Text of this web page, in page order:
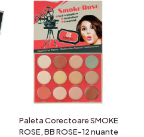
Paleta Corectoare SMOKE
ROSE, BB ROSE-12 nuante